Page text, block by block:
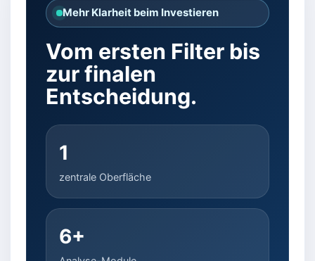
Mehr Klarheit beim Investieren
Vom ersten Filter bis
zur finalen
Entscheidung.
1
zentrale Oberfläche
6+